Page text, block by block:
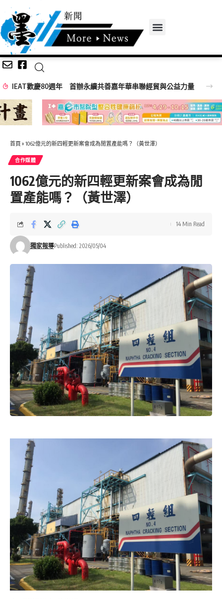
首頁 » 1062億元的新四輕更新案會成為閒置產能嗎？（黃世澤）
合作媒體
1062億元的新四輕更新案會成為閒
置產能嗎？（黃世澤）
獨家報導Published: 2026/05/04
14 Min Read